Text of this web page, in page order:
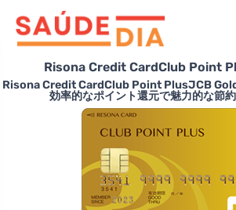
Risona Credit CardClub Point
Risona Credit CardClub Point PlusJCB Gold
効率的なポイント還元で魅力的な節約